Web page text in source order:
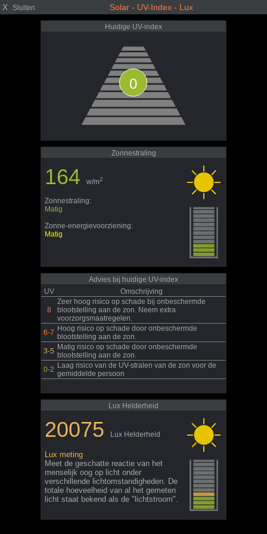
X Sluiten Solar - UV-Index - Lux
Huidige UV-index
0
Zonnestraling
164 w/m2
Zonnestraling:
Matig
Zonne-energievoorziening:
Matig
Advies bij huidige UV-index
UV
Omschrijving
8
Zeer hoog risico op schade bij onbeschermde
blootstelling aan de zon. Neem extra
voorzorgsmaatregelen.
6-7 Hoog risico op schade door onbeschermde
blootstelling aan de zon.
3-5 Matig risico op schade door onbeschermde
blootstelling aan de zon.
0-2 Laag risico van de UV-stralen van de zon voor de
gemiddelde persoon
Lux Helderheid
20075 Lux Helderheid
Lux meting
Meet de geschatte reactie van het
menselijk oog op licht onder
verschillende lichtomstandigheden. De
totale hoeveelheid van al het gemeten
licht staat bekend als de "lichtstroom".